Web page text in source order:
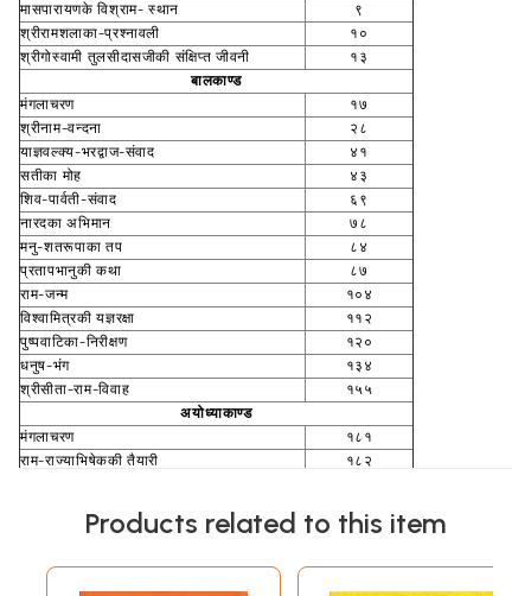
मासपारायणके विश्राम- स्थान
९
श्रीरामशलाका-प्रश्नावली
१०
श्रीगोस्वामी तुलसीदासजीकी संक्षिप्त जीवनी
१३
बालकाण्ड
मंगलाचरण
१७
श्रीनाम-वन्दना
२८
याज्ञवल्क्य-भरद्वाज-संवाद
४१
सतीका मोह
४३
शिव-पार्वती-संवाद
६९
नारदका अभिमान
७८
मनु-शतरूपाका तप
८४
प्रतापभानुकी कथा
८७
राम-जन्म
१०४
विश्वामित्रकी यज्ञरक्षा
११२
पुष्पवाटिका-निरीक्षण
१२०
धनुष-भंग
१३४
श्रीसीता-राम-विवाह
१५५
अयोध्याकाण्ड
मंगलाचरण
१८१
राम-राज्याभिषेककी तैयारी
१८२
श्रीलक्ष्मण-सुमित्रा-संवाद
२११
२१४
श्रीराम-भाद्वाज-संवाद
Products related to this item